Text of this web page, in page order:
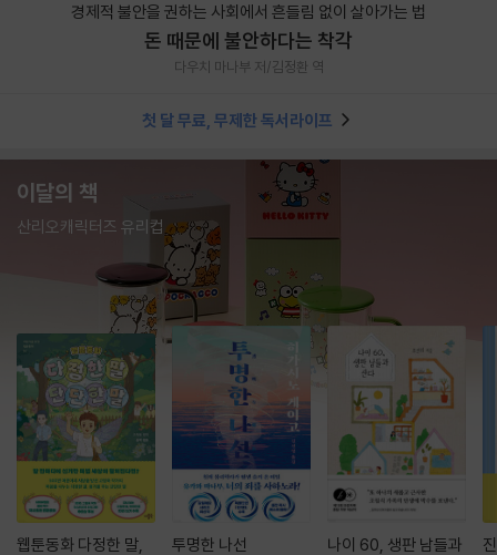
경제적 불안을 권하는 사회에서 흔들림 없이 살아가는 법
돈 때문에 불안하다는 착각
다우치 마나부 저/김정환 역
첫 달 무료, 무제한 독서라이프
이달의 책
산리오캐릭터즈 유리컵
웹툰동화 다정한 말,
투명한 나선
나이 60, 생판 남들과